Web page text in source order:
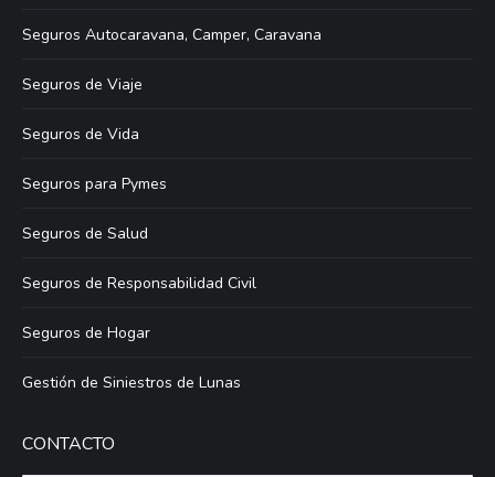
Seguros Autocaravana, Camper, Caravana
Seguros de Viaje
Seguros de Vida
Seguros para Pymes
Seguros de Salud
Seguros de Responsabilidad Civil
Seguros de Hogar
Gestión de Siniestros de Lunas
CONTACTO